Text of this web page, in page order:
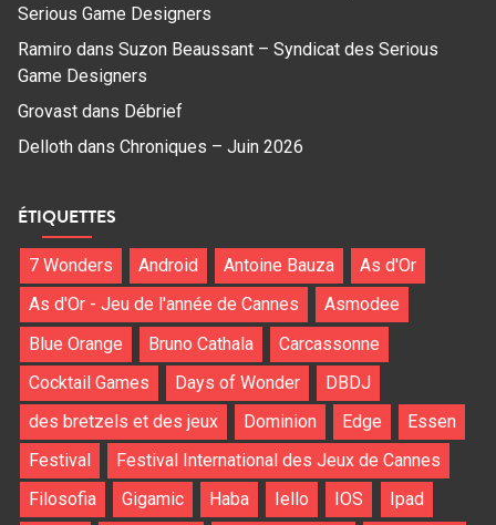
Serious Game Designers
Ramiro dans Suzon Beaussant – Syndicat des Serious
Game Designers
Grovast dans Débrief
Delloth dans Chroniques – Juin 2026
ÉTIQUETTES
7 Wonders Android Antoine Bauza
As d'Or
As d'Or - Jeu de l'année de Cannes
Asmodee
Blue Orange
Bruno Cathala
Carcassonne
Cocktail Games
Days of Wonder
DBDJ
des bretzels et des jeux
Dominion Edge
Essen
Festival
Festival International des Jeux de Cannes
Filosofia
Gigamic Haba Iello IOS Ipad